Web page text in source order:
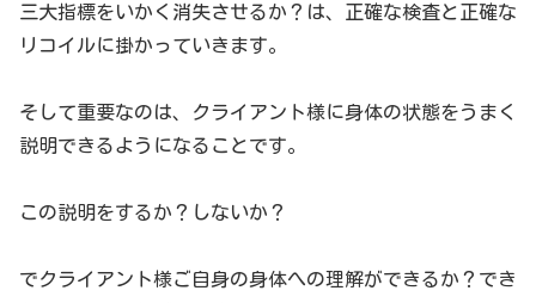
三大指標をいかく消失させるか？は、正確な検査と正確な
リコイルに掛かっていきます。
そして重要なのは、クライアント様に身体の状態をうまく
説明できるようになることです。
この説明をするか？しないか？
でクライアント様ご自身の身体への理解ができるか？でき